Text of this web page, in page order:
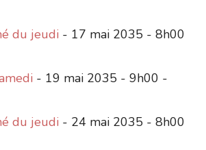
du jeudi - 17 mai 2035 - 8h00
- 19 mai 2035 - 9h00 -
du jeudi - 24 mai 2035 - 8h00